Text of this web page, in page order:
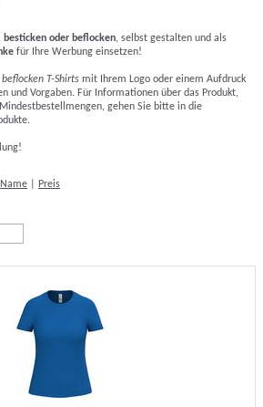
besticken oder beflocken, selbst gestalten und als
für Ihre Werbung einsetzen!
T-Shirts mit Ihrem Logo oder einem Aufdruck
und Vorgaben. Für Informationen über das Produkt,
gehen Sie bitte in die
Name
Preis